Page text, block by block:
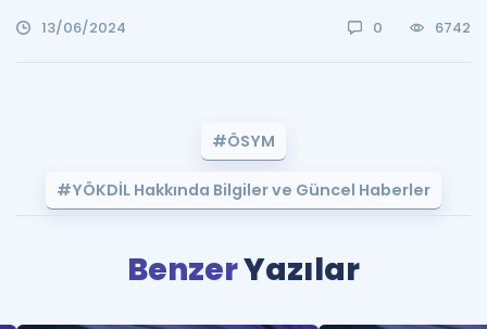
13/06/2024 0 6742
#ÖSYM
#YÖKDİL Hakkında Bilgiler ve Güncel Haberler
BenzerYazılar